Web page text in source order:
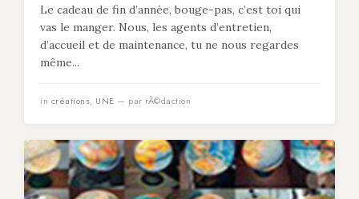
Le cadeau de fin d’année, bouge-pas, c’est toi qui
vas le manger. Nous, les agents d’entretien,
d’accueil et de maintenance, tu ne nous regardes
même...
in créations, UNE — par rÃ©daction